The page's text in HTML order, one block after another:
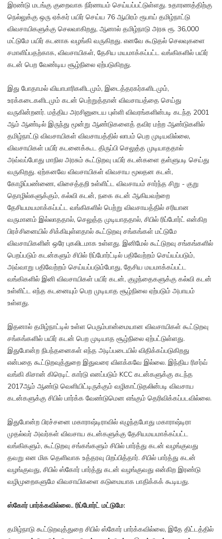
இரண்டு மடங்கு குறைவாக நிர்ணயம் செய்யப்பட்டுள்ளது. உதாரணத்திற்கு
நெல்லுக்கு ஒரு ஏக்கர் பயிர் செய்ய 76 ஆயிரம் ரூபாய் தமிழ்நாட்டு
விவசாயிகளுக்கு செலவாகிறது, ஆனால் தமிழ்நாடு அரசு ரூ. 36,000
மட்டுமே பயிர் கடனாக வழங்கி வருகிறது. எனவே கூடுதல் செலவுகளை
சமாளிப்பதற்காக, விவசாயிகள், தேசிய மயமாக்கப்பட்ட வங்கிகளில் பயிர்
கடன் பெற வேண்டிய சூழ்நிலை ஏற்படுகிறது.
இது போதாமல் வியாபாரிகளிடமும், இடைத்தரகர்களிடமும்,
உரக்கடைகளிடமும் கடன் பெற்றுத்தான் விவசாயத்தை செய்து
வருகின்றனர். மத்திய அரசினுடைய புள்ளி விவரங்களின்படி கடந்த 2001
ஆம் ஆண்டில் இருந்து மூன்று ஆண்டுகளைத் தவிர மற்ற ஆண்டுகளில்
தமிழ்நாட்டு விவசாயிகள் விவசாயத்தில் லாபம் பெற முடியவில்லை,
விவசாயிகள் பயிர் கடனைக்கூட திருப்பி செலுத்த முடியாததால்
அவ்வப்போது மாநில அரசும் கூட்டுறவு பயிர் கடன்களை தள்ளுபடி செய்து
வருகிறது. ஏற்கனவே விவசாயிகள் விவசாய மூலதன கடன்,
கோழிப்பண்ணை, விசைத்தறி உள்ளிட்ட விவசாயம் சார்ந்த சிறு - குறு
தொழில்களுக்கும், கல்வி கடன், நகை கடன் ஆகியவற்றை
தேசியமயமாக்கப்பட்ட வங்கிகளில் பெற்று விவசாயத்தில் சரியான
வருமானம் இல்லாததால், செலுத்த முடியாததால், சிபில் ரிப்போர்ட் என்கிற
பிரச்சினையில் சிக்கியுள்ளதால் கூட்டுறவு சங்கங்கள் மட்டுமே
விவசாயிகளின் ஒரே புகலிடமாக உள்ளது. இனிமேல் கூட்டுறவு சங்கங்களில்
பெறப்படும் கடன்களும் சிபில் ரிப்போர்ட்டில் பதிவேற்றம் செய்யப்படும்,
அவ்வாறு பதிவேற்றம் செய்யப்படும்போது, தேசிய மயமாக்கப்பட்ட
வங்கிகளில் இனி விவசாயிகள் பயிர் கடன், குழந்தைகளுக்கு கல்வி கடன்
உள்ளிட்ட எந்த கடனையும் பெற முடியாத சூழ்நிலை ஏற்படும் அபாயம்
உள்ளது.
இதனால் தமிழ்நாட்டில் உள்ள பெரும்பான்மையான விவசாயிகள் கூட்டுறவு
சங்கங்களில் பயிர் கடன் பெற முடியாத சூழ்நிலை ஏற்பட்டுள்ளது.
இதுபோன்ற நிபந்தனைகள் எந்த அடிப்படையில் விதிக்கப்படுகிறது
என்பதை கூட்டுறவுத்துறை இதுவரை விளக்கவே இல்லை. இந்திய ரிசர்வ்
வங்கி கிசான் கிரெடிட் கார்டு எனப்படும் KCC கடன்களுக்கு கடந்த
2017ஆம் ஆண்டு வெளியிட்டிருக்கும் வழிகாட்டுதலின்படி விவசாய
கடன்களுக்கு சிபில் பார்க்க வேண்டுமென எங்கும் தெரிவிக்கப்படவில்லை.
இதுபோன்ற பிரச்சனை மகாராஷ்டிராவில் எழுந்தபோது மகாராஷ்டிரா
முதல்வர் அவர்கள் விவசாய கடன்களுக்கு தேசியமயமாக்கப்பட்ட
வங்கிகளும், கூட்டுறவு சங்கங்களும் சிபில் பார்த்து கடன் வழங்குவது
தவறு என மிக தெளிவாக உத்தரவு பிறப்பித்தார். சிபில் பார்த்து கடன்
வழங்குவது, சிபில் ஸ்கோர் பார்த்து கடன் வழங்குவது என்கிற இரண்டு
வழிமுறைகளுமே விவசாயிகளை கடுமையாக பாதிக்கக் கூடியது.
ஸ்கோர் பார்க்கவில்லை.. ரிப்போர்ட் மட்டுமே:
தமிழ்நாடு கூட்டுறவுத்துறை சிபில் ஸ்கோர் பார்க்கவில்லை, இதே திட்டத்தில்